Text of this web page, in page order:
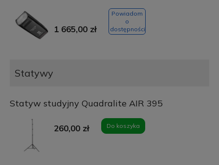
1 665,00 zł
Powiadom
o
dostępności
Statywy
Statyw studyjny Quadralite AIR 395
260,00 zł Do koszyka